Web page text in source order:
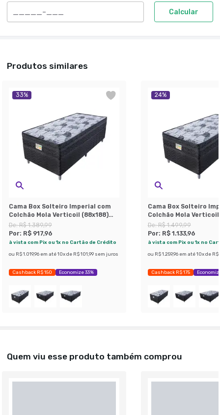
Calcular
Produtos similares
33%
Cama Box Solteiro Imperial com
Colchão Mola Verticoil (88x188)
Preta e Cinza
De:R$ 1.389,99
Por: R$ 917,96
à vista com Pix ou 1x no Cartão de Crédito
ou R$ 1.019,96 em até 10x de R$ 101,99 sem juros
Cashback R$ 150 Economize 33%
24%
Cama Box Solteiro
Colchão Mola Verticoil
Preta e Cinza
De:R$ 1.499,99
Por: R$ 1.133,96
à vista com Pix ou 1x no
ou R$ 1.259,96 em até 10x de R$
Cashback R$ 175
Quem viu esse produto também comprou